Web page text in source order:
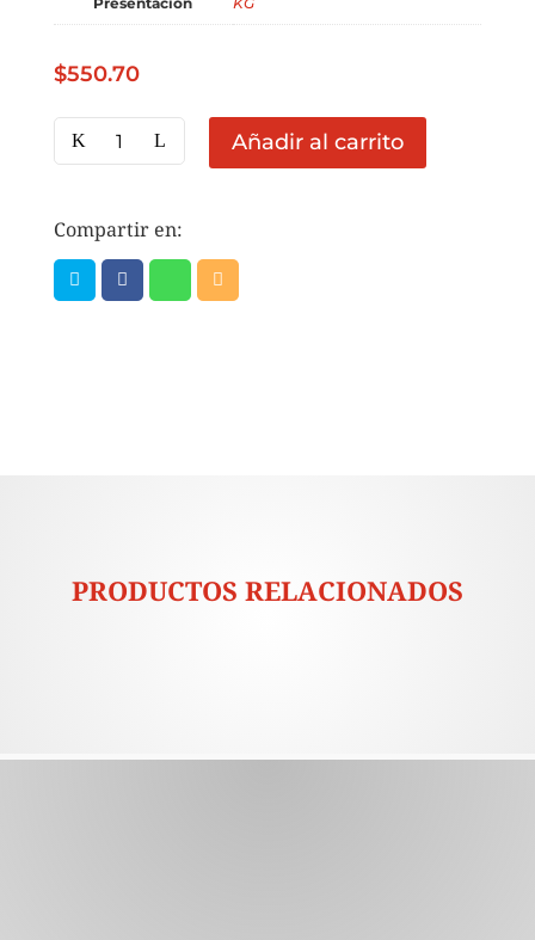
$550.70
CB
PIÑA
15KG
cantidad
Añadir al carrito
Compartir en:
PRODUCTOS RELACIONADOS